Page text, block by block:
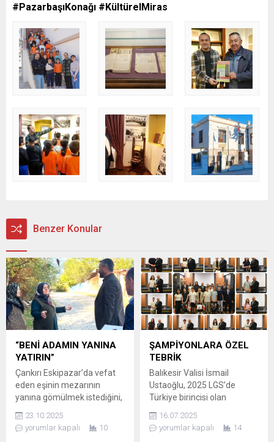
#PazarbaşıKonağı #KültürelMiras
Benzer Konular
“BENİ ADAMIN YANINA
YATIRIN”
Çankırı Eskipazar’da vefat
eden eşinin mezarının
yanına gömülmek istediğini,
Başkanı Serkan Civa’ya
söyleyen yaşlı kadının bu
23.10.2025
yorumlar kapalı
10
ŞAMPİYONLARA ÖZEL
TEBRİK
Balıkesir Valisi İsmail
Ustaoğlu, 2025 LGS’de
Türkiye birincisi olan
Edremit’ten öğrencileri
ağırlayarak tebrik etti. LGS
16.07.2025
yorumlar kapalı
14